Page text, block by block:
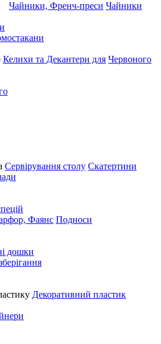
Чайники, Френч-преси Чайники
Келихи та Декантери для Червоного
Сервірування столу Скатертини
Фаянс Подноси
дошки
Декоративний пластик